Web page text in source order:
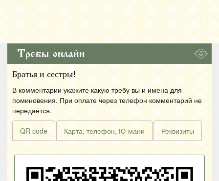
Требы онлайн
Братья и сестры!
В комментарии укажите какую требу вы и имена для
поминовения. При оплате через телефон комментарий не
передаётся.
QR code Карта, телефон, Ю-мани Реквизиты